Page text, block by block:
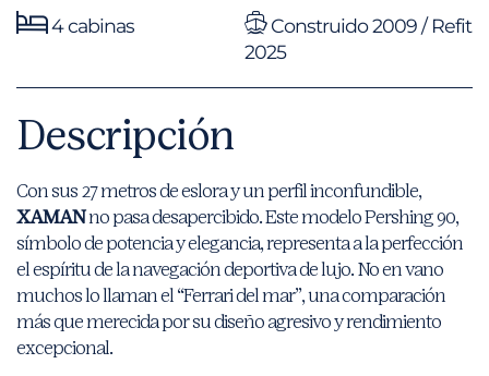
4 cabinas
Construido 2009 / Refit
2025
Descripción
Con sus 27 metros de eslora y un perfil inconfundible,
XAMANno pasa desapercibido. Este modelo Pershing 90,
símbolo de potencia y elegancia, representa a la perfección
el espíritu de la navegación deportiva de lujo. No en vano
muchos lo llaman el “Ferrari del mar”, una comparación
más que merecida por su diseño agresivo y rendimiento
excepcional.